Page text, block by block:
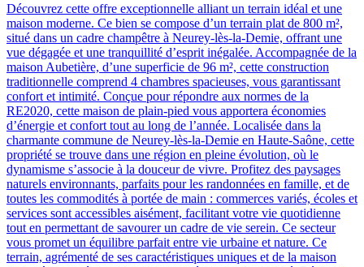
Découvrez cette offre exceptionnelle alliant un terrain idéal et une
maison moderne. Ce bien se compose d’un terrain plat de 800 m²,
situé dans un cadre champêtre à Neurey-lès-la-Demie, offrant une
vue dégagée et une tranquillité d’esprit inégalée. Accompagnée de la
maison Aubetière, d’une superficie de 96 m², cette construction
traditionnelle comprend 4 chambres spacieuses, vous garantissant
confort et intimité. Conçue pour répondre aux normes de la
RE2020, cette maison de plain-pied vous apportera économies
d’énergie et confort tout au long de l’année. Localisée dans la
charmante commune de Neurey-lès-la-Demie en Haute-Saône, cette
propriété se trouve dans une région en pleine évolution, où le
dynamisme s’associe à la douceur de vivre. Profitez des paysages
naturels environnants, parfaits pour les randonnées en famille, et de
toutes les commodités à portée de main : commerces variés, écoles et
services sont accessibles aisément, facilitant votre vie quotidienne
tout en permettant de savourer un cadre de vie serein. Ce secteur
vous promet un équilibre parfait entre vie urbaine et nature. Ce
terrain, agrémenté de ses caractéristiques uniques et de la maison